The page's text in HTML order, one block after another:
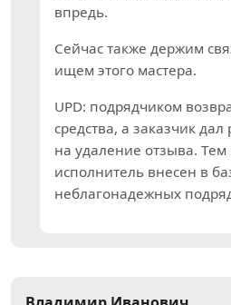
впредь.
Сейчас также держим
ищем этого мастера.
UPD: подрядчиком
средства, а заказчик
на удаление отзыва.
исполнитель внесен в
неблагонадежных